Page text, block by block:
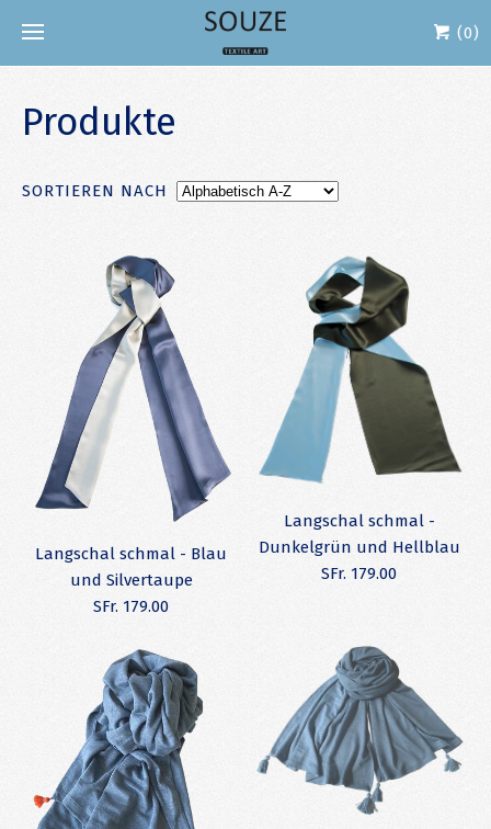
(0)
Produkte
SORTIEREN NACH
Langschal schmal - Blau
und Silvertaupe
SFr. 179.00
Langschal schmal -
Dunkelgrün und Hellblau
SFr. 179.00
1